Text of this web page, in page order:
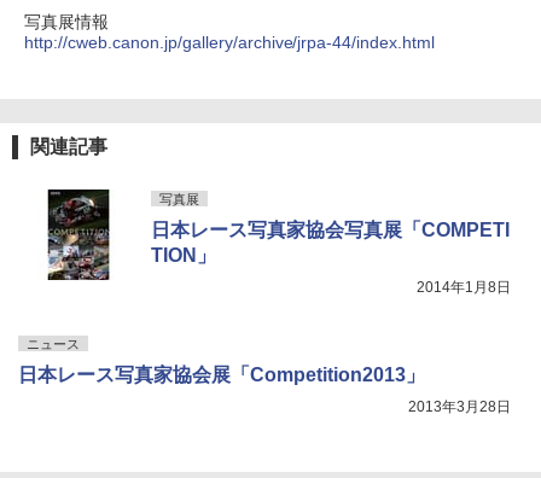
写真展情報
http://cweb.canon.jp/gallery/archive/jrpa-44/index.html
関連記事
写真展
日本レース写真家協会写真展「COMPETI
TION」
2014年1月8日
ニュース
日本レース写真家協会展「Competition2013」
2013年3月28日